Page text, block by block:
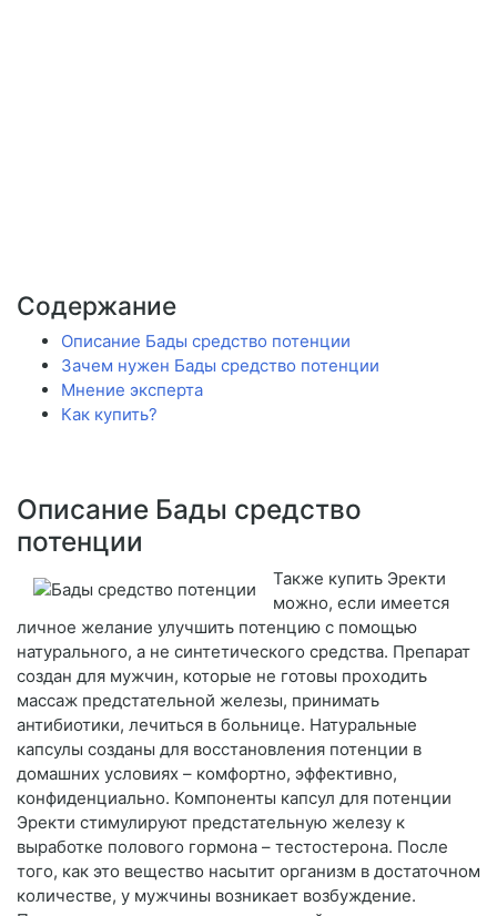
Содержание
Описание Бады средство потенции
Зачем нужен Бады средство потенции
Мнение эксперта
Как купить?
Описание Бады средство
потенции
Также купить Эректи
можно, если имеется
личное желание улучшить потенцию с помощью
натурального, а не синтетического средства. Препарат
создан для мужчин, которые не готовы проходить
массаж предстательной железы, принимать
антибиотики, лечиться в больнице. Натуральные
капсулы созданы для восстановления потенции в
домашних условиях – комфортно, эффективно,
конфиденциально. Компоненты капсул для потенции
Эректи стимулируют предстательную железу к
выработке полового гормона – тестостерона. После
того, как это вещество насытит организм в достаточном
количестве, у мужчины возникает возбуждение.